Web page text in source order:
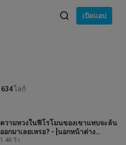
เปิดแอป
634ไลก์
ความหวงในฟีโรโมนของเขาแทบจะล้น
ออกมาเลยเหรอ? - [นอกหน้าต่าง
สามเหลี่ยมมันมืด]
1.4K วิว